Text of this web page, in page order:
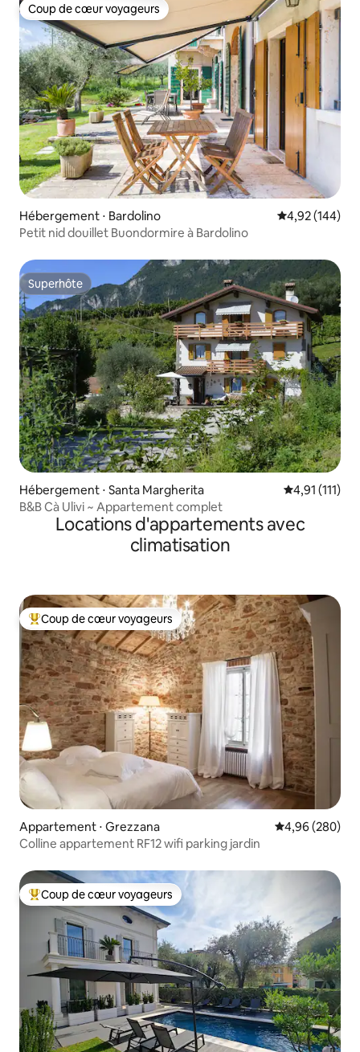
Coup de cœur voyageurs
Coup de cœur voyageurs
Hébergement ⋅ Bardolino Évaluation
4,92 (144)
Petit nid douillet Buondormire à Bardolino
Superhôte
Superhôte
Hébergement ⋅ Santa Margherita Évaluation
4,91 (111)
B&B Cà Ulivi ~ Appartement complet
Locations d'appartements avec
climatisation
Coups de cœur voyageurs les plus appréciés
Coup de cœur voyageurs
Appartement ⋅ Grezzana Évaluation
4,96 (280)
Colline appartement RF12 wifi parking jardin
Coups de cœur voyageurs les plus appréciés
Coup de cœur voyageurs